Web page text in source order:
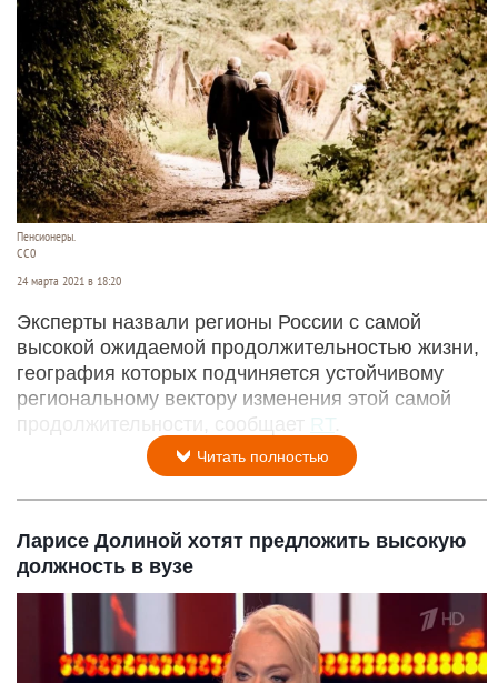
Пенсионеры.
СС0
24 марта 2021 в 18:20
Эксперты назвали регионы России с самой
высокой ожидаемой продолжительностью жизни,
география которых подчиняется устойчивому
региональному вектору изменения этой самой
продолжительности, сообщает RT.
Читать полностью
Ларисе Долиной хотят предложить высокую
должность в вузе